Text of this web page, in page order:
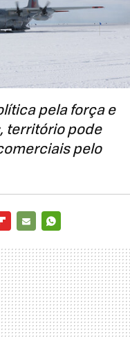
pela força e
território pode
pelo
MAIL